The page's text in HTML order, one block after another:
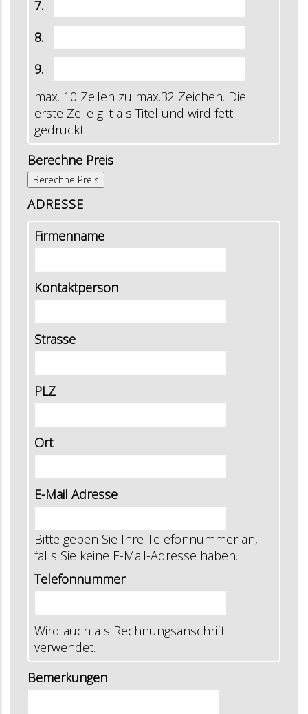
7.
8.
9.
max. 10 Zeilen zu max.32 Zeichen. Die
erste Zeile gilt als Titel und wird fett
gedruckt.
Berechne Preis
ADRESSE
Firmenname
Kontaktperson
Strasse
PLZ
Ort
E-Mail Adresse
Bitte geben Sie Ihre Telefonnummer an,
falls Sie keine E-Mail-Adresse haben.
Telefonnummer
Wird auch als Rechnungsanschrift
verwendet.
Bemerkungen